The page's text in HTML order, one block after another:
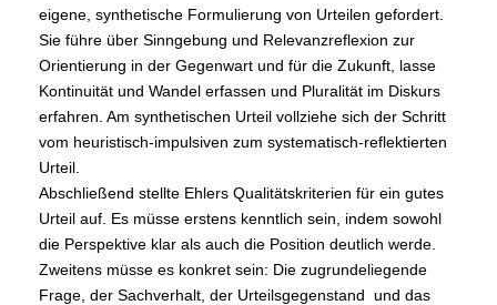
eigene, synthetische Formulierung von Urteilen gefordert.
Sie führe über Sinngebung und Relevanzreflexion zur
Orientierung in der Gegenwart und für die Zukunft, lasse
Kontinuität und Wandel erfassen und Pluralität im Diskurs
erfahren. Am synthetischen Urteil vollziehe sich der Schritt
vom heuristisch-impulsiven zum systematisch-reflektierten
Urteil.
Abschließend stellte Ehlers Qualitätskriterien für ein gutes
Urteil auf. Es müsse erstens kenntlich sein, indem sowohl
die Perspektive klar als auch die Position deutlich werde.
Zweitens müsse es konkret sein: Die zugrundeliegende
Frage, der Sachverhalt, der Urteilsgegenstand und das